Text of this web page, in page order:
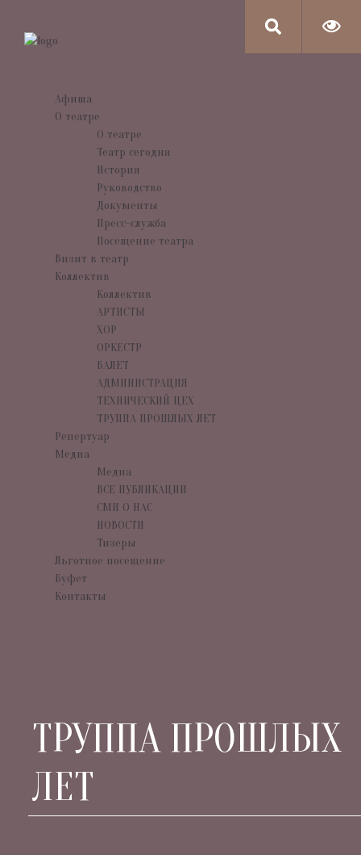
Афиша
О театре
О театре
Театр сегодня
История
Руководство
Документы
Пресс-служба
Посещение театра
Визит в театр
Коллектив
Коллектив
АРТИСТЫ
ХОР
ОРКЕСТР
БАЛЕТ
АДМИНИСТРАЦИЯ
ТЕХНИЧЕСКИЙ ЦЕХ
ТРУППА ПРОШЛЫХ ЛЕТ
Репертуар
Медиа
Медиа
ВСЕ ПУБЛИКАЦИИ
СМИ О НАС
НОВОСТИ
Тизеры
Льготное посещение
Буфет
Контакты
ТРУППА ПРОШЛЫХ
ЛЕТ